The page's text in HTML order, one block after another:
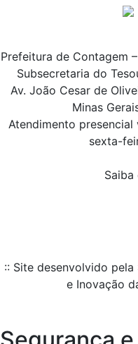
Prefeitura de Contagem
Subsecretaria do
Av. João Cesar de
Minas
Atendimento presencial
sexta-
:: Site desenvolvido
e Inovação